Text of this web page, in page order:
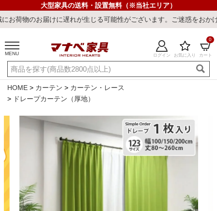
大型家具の送料・設置無料（※当社エリア）
けに遅れが生じる可能性がございます。ご迷惑をおかけしまして
MENU ログイン お気に入り カート
0
ご利用ガイド 新規会員登録
店舗一覧 閲覧履歴
よくある質問
キーワード・商品番号で探す
最短発送 ウィルトンラ
HOME カーテン
カーテン・レース
ドレープカーテン（厚地）